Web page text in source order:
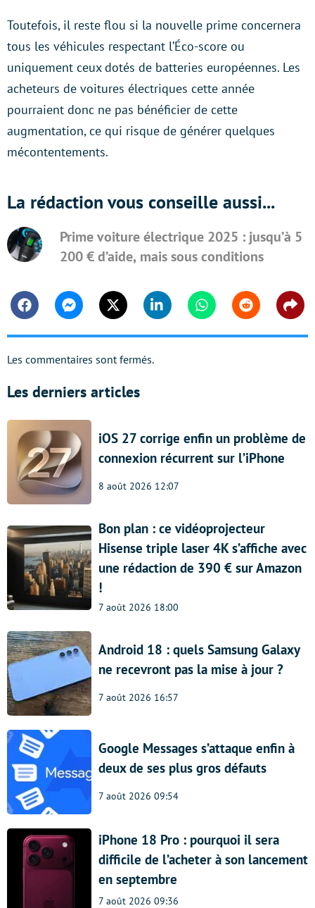
Toutefois, il reste flou si la nouvelle prime concernera
tous les véhicules respectant l’Éco-score ou
uniquement ceux dotés de batteries européennes. Les
acheteurs de voitures électriques cette année
pourraient donc ne pas bénéficier de cette
augmentation, ce qui risque de générer quelques
mécontentements.
La rédaction vous conseille aussi...
Prime voiture électrique 2025 : jusqu’à 5
200 € d’aide, mais sous conditions
FacebookMessengerTwitter Linkedin WhatsappReddit
Les commentaires sont fermés.
Les derniers articles
iOS 27 corrige enfin un problème de
connexion récurrent sur l’iPhone
8 août 2026 12:07
Bon plan : ce vidéoprojecteur
Hisense triple laser 4K s’affiche avec
une rédaction de 390 € sur Amazon
!
7 août 2026 18:00
Android 18 : quels Samsung Galaxy
ne recevront pas la mise à jour ?
7 août 2026 16:57
Google Messages s’attaque enfin à
deux de ses plus gros défauts
7 août 2026 09:54
iPhone 18 Pro : pourquoi il sera
difficile de l’acheter à son lancement
en septembre
7 août 2026 09:36